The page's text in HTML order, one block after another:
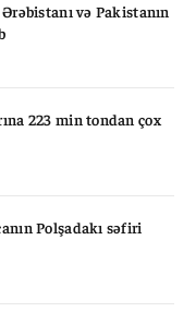
və Pakistanın
223 min tondan çox
Polşadakı səfiri